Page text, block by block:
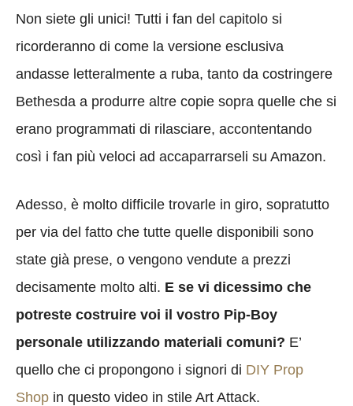
Non siete gli unici! Tutti i fan del capitolo si
ricorderanno di come la versione esclusiva
andasse letteralmente a ruba, tanto da costringere
Bethesda a produrre altre copie sopra quelle che si
erano programmati di rilasciare, accontentando
così i fan più veloci ad accaparrarseli su Amazon.
Adesso, è molto difficile trovarle in giro, sopratutto
per via del fatto che tutte quelle disponibili sono
state già prese, o vengono vendute a prezzi
decisamente molto alti. E se vi dicessimo che
potreste costruire voi il vostro Pip-Boy
personale utilizzando materiali comuni? E’
quello che ci propongono i signori di DIY Prop
Shop in questo video in stile Art Attack.